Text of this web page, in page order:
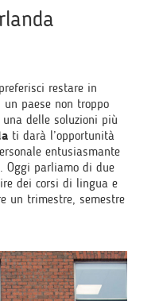
restare in
un paese non troppo
una delle soluzioni più
ti darà l’opportunità
entusiasmante
Oggi parliamo di due
dei corsi di lingua e
un trimestre, semestre